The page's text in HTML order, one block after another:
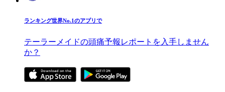
ランキング世界No.1のアプリで
テーラーメイドの頭痛予報レポートを入手しません
か？